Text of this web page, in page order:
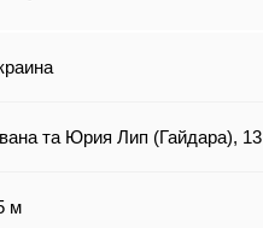
та Юрия Лип (Гайдара), 13
м